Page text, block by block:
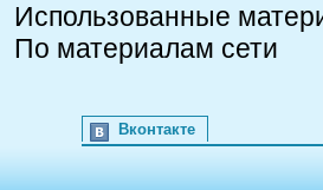
Использованные
По материалам сети
Вконтакте